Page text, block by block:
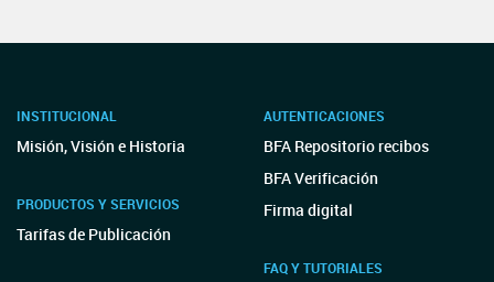
INSTITUCIONAL
Misión, Visión e Historia
PRODUCTOS Y SERVICIOS
Tarifas de Publicación
AUTENTICACIONES
BFA Repositorio recibos
BFA Verificación
Firma digital
FAQ Y TUTORIALES